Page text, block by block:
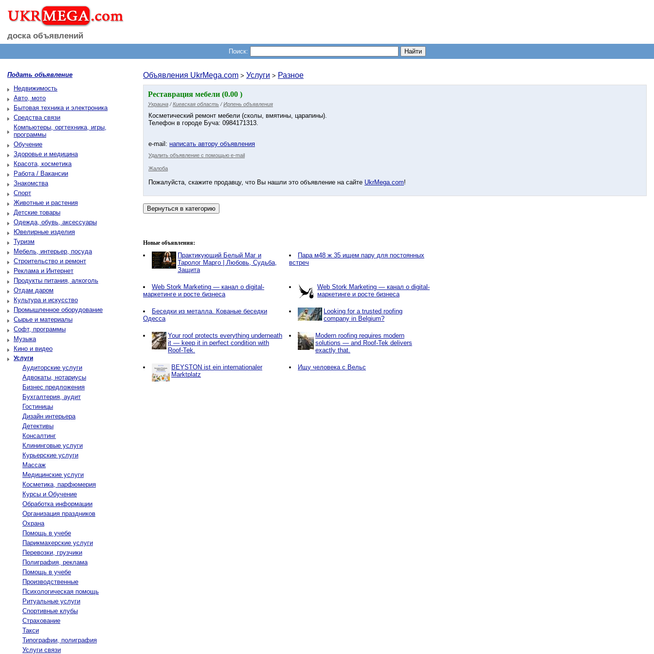
доска объявлений
Поиск:
Подать объявление
Недвижимость
Авто, мото
Бытовая техника и электроника
Средства связи
Компьютеры, оргтехника, игры,
программы
Обучение
Здоровье и медицина
Красота, косметика
Работа / Вакансии
Знакомства
Спорт
Животные и растения
Детские товары
Одежда, обувь, аксессуары
Ювелирные изделия
Туризм
Мебель, интерьер, посуда
Строительство и ремонт
Реклама и Интернет
Продукты питания, алкоголь
Отдам даром
Культура и искусство
Промышленное оборудование
Сырье и материалы
Софт, программы
Музыка
Кино и видео
Услуги
Аудиторские услуги
Адвокаты, нотариусы
Бизнес предложения
Бухгалтерия, аудит
Гостиницы
Дизайн интерьера
Детективы
Консалтинг
Клининговые услуги
Курьерские услуги
Массаж
Медицинские услуги
Косметика, парфюмерия
Курсы и Обучение
Обработка информации
Организация праздников
Охрана
Помощь в учебе
Парикмахерские услуги
Перевозки, грузчики
Полиграфия, реклама
Помощь в учебе
Производственные
Психологическая помощь
Ритуальные услуги
Спортивные клубы
Страхование
Такси
Типографии, полиграфия
Услуги связи
Объявления UkrMega.com > Услуги > Разное
Реставрация мебели (0.00 )
Украина /Киевская область /Ирпень объявления
Косметический ремонт мебели (сколы, вмятины, царапины).
Телефон в городе Буча: 0984171313.
e-mail: написать автору объявления
Удалить объявление с помощью e-mail
Жалоба
Пожалуйста, скажите продавцу, что Вы нашли это объявление на сайте UkrMega.com!
Новые объявления:
Практикующий Белый Маг и
Таролог Марго | Любовь, Судьба,
Защита
Пара м48 ж 35 ищем пару для постоянных
встреч
Web Stork Marketing — канал о digital-
маркетинге и росте бизнеса
Web Stork Marketing — канал о digital-
маркетинге и росте бизнеса
Беседки из металла. Кованые беседки
Одесса
Looking for a trusted roofing
company in Belgium?
Your roof protects everything underneath
it — keep it in perfect condition with
Roof-Tek.
Modern roofing requires modern
solutions — and Roof-Tek delivers
exactly that.
BEYSTON ist ein internationaler
Marktplatz
Ищу человека с Вельс